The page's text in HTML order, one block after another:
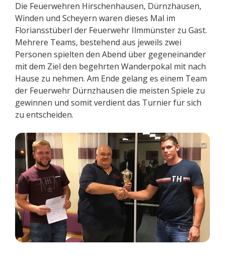
Die Feuerwehren Hirschenhausen, Dürnzhausen,
Winden und Scheyern waren dieses Mal im
Floriansstüberl der Feuerwehr Ilmmünster zu Gast.
Mehrere Teams, bestehend aus jeweils zwei
Personen spielten den Abend über gegeneinander
mit dem Ziel den begehrten Wanderpokal mit nach
Hause zu nehmen. Am Ende gelang es einem Team
der Feuerwehr Dürnzhausen die meisten Spiele zu
gewinnen und somit verdient das Turnier für sich
zu entscheiden.